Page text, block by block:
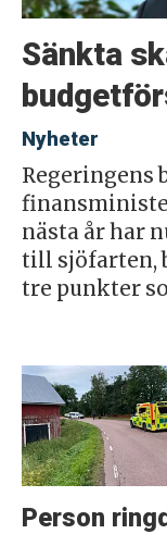
Sänkta
Nyheter
Regeringens
nästa år har
till sjöfarten,
tre punkter
Person